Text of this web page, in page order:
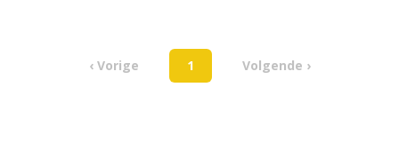
‹ Vorige 1 Volgende ›